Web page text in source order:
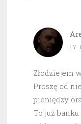
17
Złodziejem
Proszę od
pieniędzy
To już